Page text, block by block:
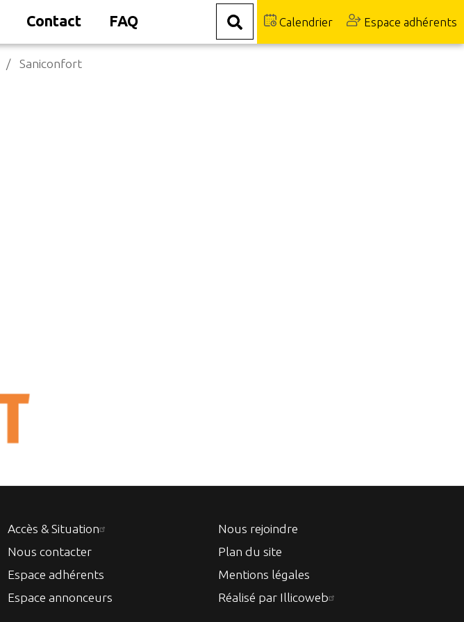
Contact FAQ Calendrier Espace adhérents
Saniconfort
Accès & Situation
Nous contacter
Espace adhérents
Espace annonceurs
Nous rejoindre
Plan du site
Mentions légales
Réalisé par Illicoweb